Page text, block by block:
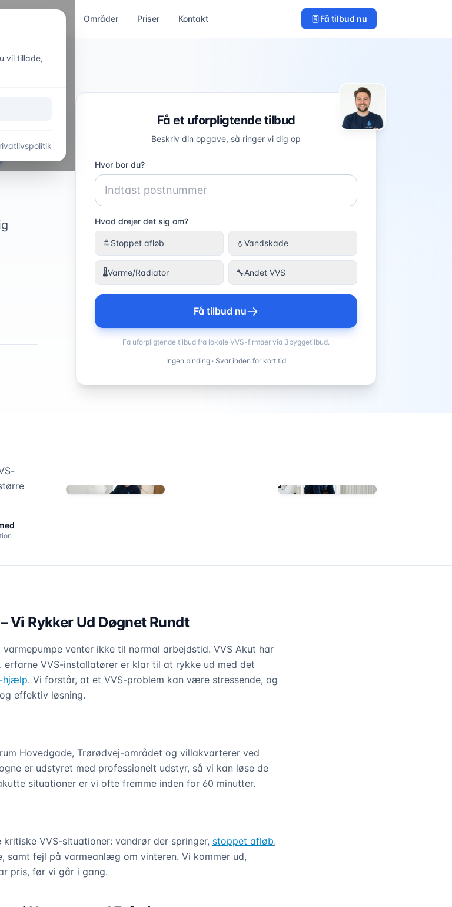
Områder Priser Kontakt Få tilbud nu
Få et uforpligtende tilbud
Beskriv din opgave, så ringer vi dig op
Hvor bor du?
Hvad drejer det sig om?
🚿 Stoppet afløb 💧 Vandskade
🌡️Varme/Radiator 🔧Andet VVS
Få tilbud nu
Få uforpligtende tilbud fra lokale VVS-firmaer via 3byggetilbud.
Ingen binding · Svar inden for kort tid
Rykker Ud Døgnet Rundt
venter ikke til normal arbejdstid. VVS Akut har
VVS-installatører er klar til at rykke ud med det
hjælp. Vi forstår, at et VVS-problem kan være stressende, og
effektiv løsning.
Hovedgade, Trørødvej-området og villakvarterer ved
er udstyret med professionelt udstyr, så vi kan løse de
situationer er vi ofte fremme inden for 60 minutter.
VVS-situationer: vandrør der springer, stoppet afløb,
samt fejl på varmeanlæg om vinteren. Vi kommer ud,
pris, før vi går i gang.
vil tillade,